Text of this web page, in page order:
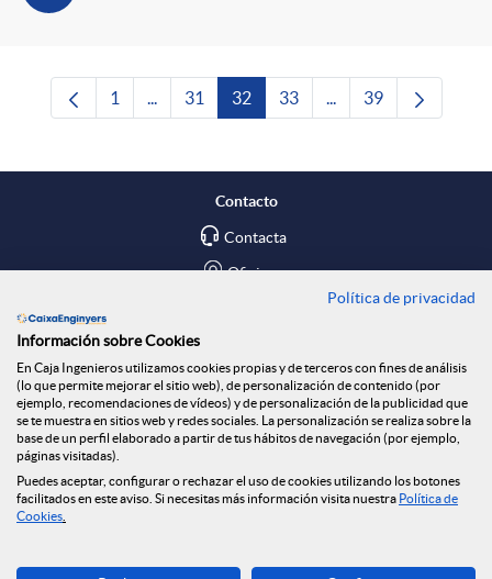
Página
1 ...Páginas intermedias Use TAB para
Página
31 Página
32 Página
33 ...Páginas intermedias
Página
39
Contacto
Contacta
Oficinas
Blog
Social
Tablón de anuncios
Seguridad Online
Descarga ahora
Política de privacidad
Información sobre Cookies
En Caja Ingenieros utilizamos cookies propias y de terceros con fines de análisis
(lo que permite mejorar el sitio web), de personalización de contenido (por
ejemplo, recomendaciones de vídeos) y de personalización de la publicidad que
se te muestra en sitios web y redes sociales. La personalización se realiza sobre la
base de un perfil elaborado a partir de tus hábitos de navegación (por ejemplo,
páginas visitadas).
Puedes aceptar, configurar o rechazar el uso de cookies utilizando los botones
facilitados en este aviso. Si necesitas más información visita nuestra Política de
Cookies